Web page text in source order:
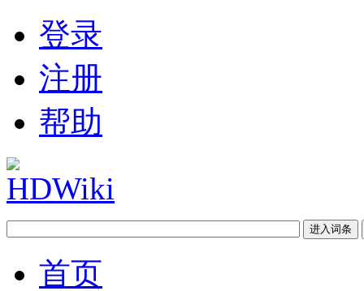
登录
注册
帮助
首页